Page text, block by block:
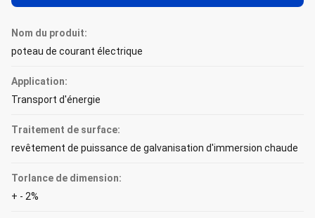
Nom du produit:
poteau de courant électrique
Application:
Transport d'énergie
Traitement de surface:
revêtement de puissance de galvanisation d'immersion chaude
Torlance de dimension:
+ - 2%